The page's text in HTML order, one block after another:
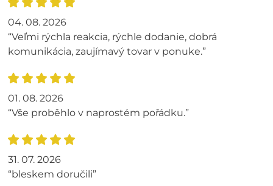
04. 08. 2026
“Veľmi rýchla reakcia, rýchle dodanie, dobrá
komunikácia, zaujímavý tovar v ponuke.”
01. 08. 2026
“Vše proběhlo v naprostém pořádku.”
31. 07. 2026
“bleskem doručili”